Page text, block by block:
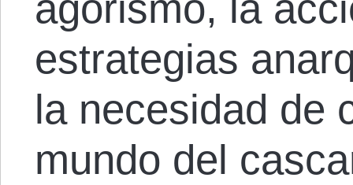
estrategias
la necesidad de
mundo del